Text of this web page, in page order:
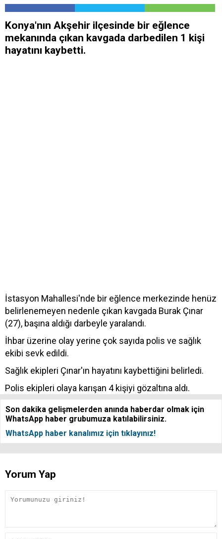
Konya'nın Akşehir ilçesinde bir eğlence
mekanında çıkan kavgada darbedilen 1 kişi
hayatını kaybetti.
İstasyon Mahallesi'nde bir eğlence merkezinde henüz
belirlenemeyen nedenle çıkan kavgada Burak Çınar
(27), başına aldığı darbeyle yaralandı.
İhbar üzerine olay yerine çok sayıda polis ve sağlık
ekibi sevk edildi.
Sağlık ekipleri Çınar'ın hayatını kaybettiğini belirledi.
Polis ekipleri olaya karışan 4 kişiyi gözaltına aldı.
Son dakika gelişmelerden anında haberdar olmak için
WhatsApp haber grubumuza katılabilirsiniz.
WhatsApp haber kanalımız için tıklayınız!
Yorum Yap